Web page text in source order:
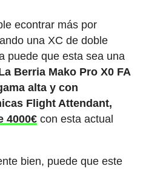
econtrar más por
una XC de doble
puede que esta sea una
Berria Mako Pro X0 FA
alta y con
Flight Attendant,
4000€ con esta actual
bien, puede que este